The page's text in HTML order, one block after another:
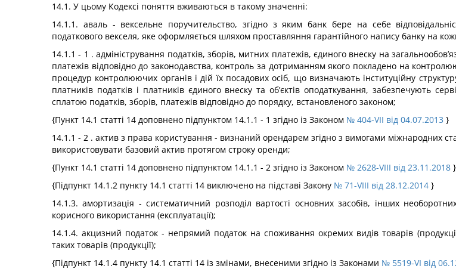
14.1. У цьому Кодексі поняття вживаються в такому значенні:
14.1.1. аваль - вексельне поручительство, згідно з яким банк бере на себе
податкового векселя, яке оформляється шляхом проставляння гарантійного напису банку на
14.1.1 - 1 . адміністрування податків, зборів, митних платежів, єдиного внеску на
платежів відповідно до законодавства, контроль за дотриманням якого покладено на
процедур контролюючих органів і дій їх посадових осіб, що визначають інституційну
платників податків і платників єдиного внеску та об’єктів оподаткування, забезпечують
сплатою податків, зборів, платежів відповідно до порядку, встановленого законом;
{Пункт 14.1 статті 14 доповнено підпунктом 14.1.1 - 1 згідно із Законом № 404-VII від 04.07.2013 }
14.1.1 - 2 . актив з права користування - визнаний орендарем згідно з вимогами міжнародних
використовувати базовий актив протягом строку оренди;
{Пункт 14.1 статті 14 доповнено підпунктом 14.1.1 - 2 згідно із Законом № 2628-VIII від 23.11.2018 }
{Підпункт 14.1.2 пункту 14.1 статті 14 виключено на підставі Закону № 71-VIII від 28.12.2014 }
14.1.3. амортизація - систематичний розподіл вартості основних засобів, інших
корисного використання (експлуатації);
14.1.4. акцизний податок - непрямий податок на споживання окремих видів товарів
таких товарів (продукції);
{Підпункт 14.1.4 пункту 14.1 статті 14 із змінами, внесеними згідно із Законами № 5519-VI від